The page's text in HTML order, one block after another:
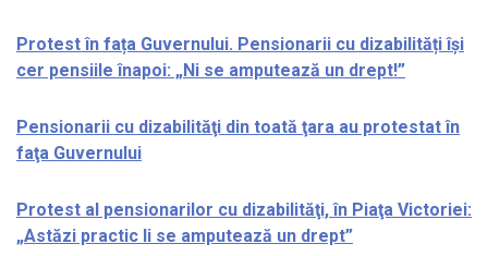
Protest în fața Guvernului. Pensionarii cu dizabilități își
cer pensiile înapoi: „Ni se amputează un drept!”
Pensionarii cu dizabilităţi din toată ţara au protestat în
faţa Guvernului
Protest al pensionarilor cu dizabilităţi, în Piaţa Victoriei:
„Astăzi practic li se amputează un drept”